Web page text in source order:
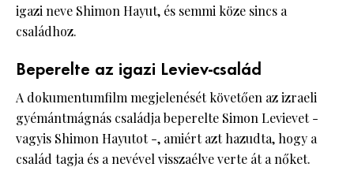
igazi neve Shimon Hayut, és semmi köze sincs a
családhoz.
Beperelte az igazi Leviev-család
A dokumentumfilm megjelenését követően az izraeli
gyémántmágnás családja beperelte Simon Levievet -
vagyis Shimon Hayutot -, amiért azt hazudta, hogy a
család tagja és a nevével visszaélve verte át a nőket.